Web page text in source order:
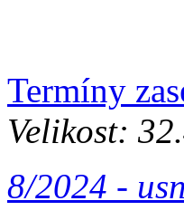
Termíny
Velikost:
8/2024 -